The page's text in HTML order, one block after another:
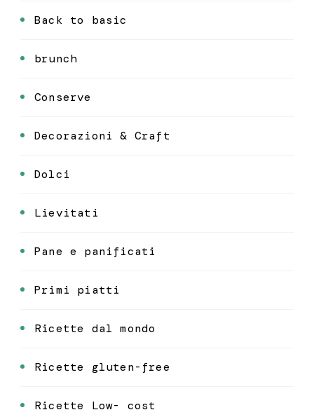
Back to basic
brunch
Conserve
Decorazioni & Craft
Dolci
Lievitati
Pane e panificati
Primi piatti
Ricette dal mondo
Ricette gluten-free
Ricette Low- cost